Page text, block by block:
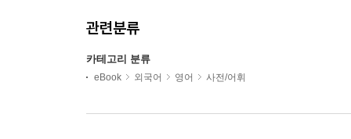
관련분류
카테고리 분류
eBook 외국어 영어 사전/어휘